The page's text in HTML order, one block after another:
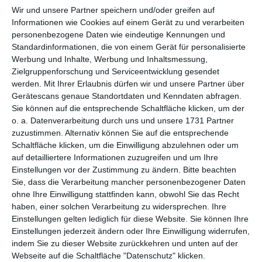
Wir und unsere Partner speichern und/oder greifen auf
Informationen wie Cookies auf einem Gerät zu und verarbeiten
personenbezogene Daten wie eindeutige Kennungen und
Standardinformationen, die von einem Gerät für personalisierte
Werbung und Inhalte, Werbung und Inhaltsmessung,
Zielgruppenforschung und Serviceentwicklung gesendet
werden.
Mit Ihrer Erlaubnis dürfen wir und unsere Partner über
Gerätescans genaue Standortdaten und Kenndaten abfragen.
Sie können auf die entsprechende Schaltfläche klicken, um der
o. a. Datenverarbeitung durch uns und unsere 1731 Partner
zuzustimmen. Alternativ können Sie auf die entsprechende
Schaltfläche klicken, um die Einwilligung abzulehnen oder um
auf detailliertere Informationen zuzugreifen und um Ihre
Einstellungen vor der Zustimmung zu ändern.
Bitte beachten
Sie, dass die Verarbeitung mancher personenbezogener Daten
ohne Ihre Einwilligung stattfinden kann, obwohl Sie das Recht
haben, einer solchen Verarbeitung zu widersprechen. Ihre
Einstellungen gelten lediglich für diese Website. Sie können Ihre
Einstellungen jederzeit ändern oder Ihre Einwilligung widerrufen,
indem Sie zu dieser Website zurückkehren und unten auf der
Webseite auf die Schaltfläche "Datenschutz" klicken.
TEILEN
Facebook, Twitter, WhatsApp, ...
WEITERE KARTEN IN DIESEN
KATEGORIEN ANSEHEN
Auf der Arbeit
Abschied/ Rente
Ankündigungen
Rente